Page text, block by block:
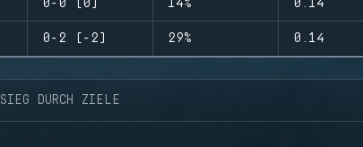
0-0 (0) 14% 0.14
0-2 (-2) 29% 0.14
SIEG DURCH ZIELE